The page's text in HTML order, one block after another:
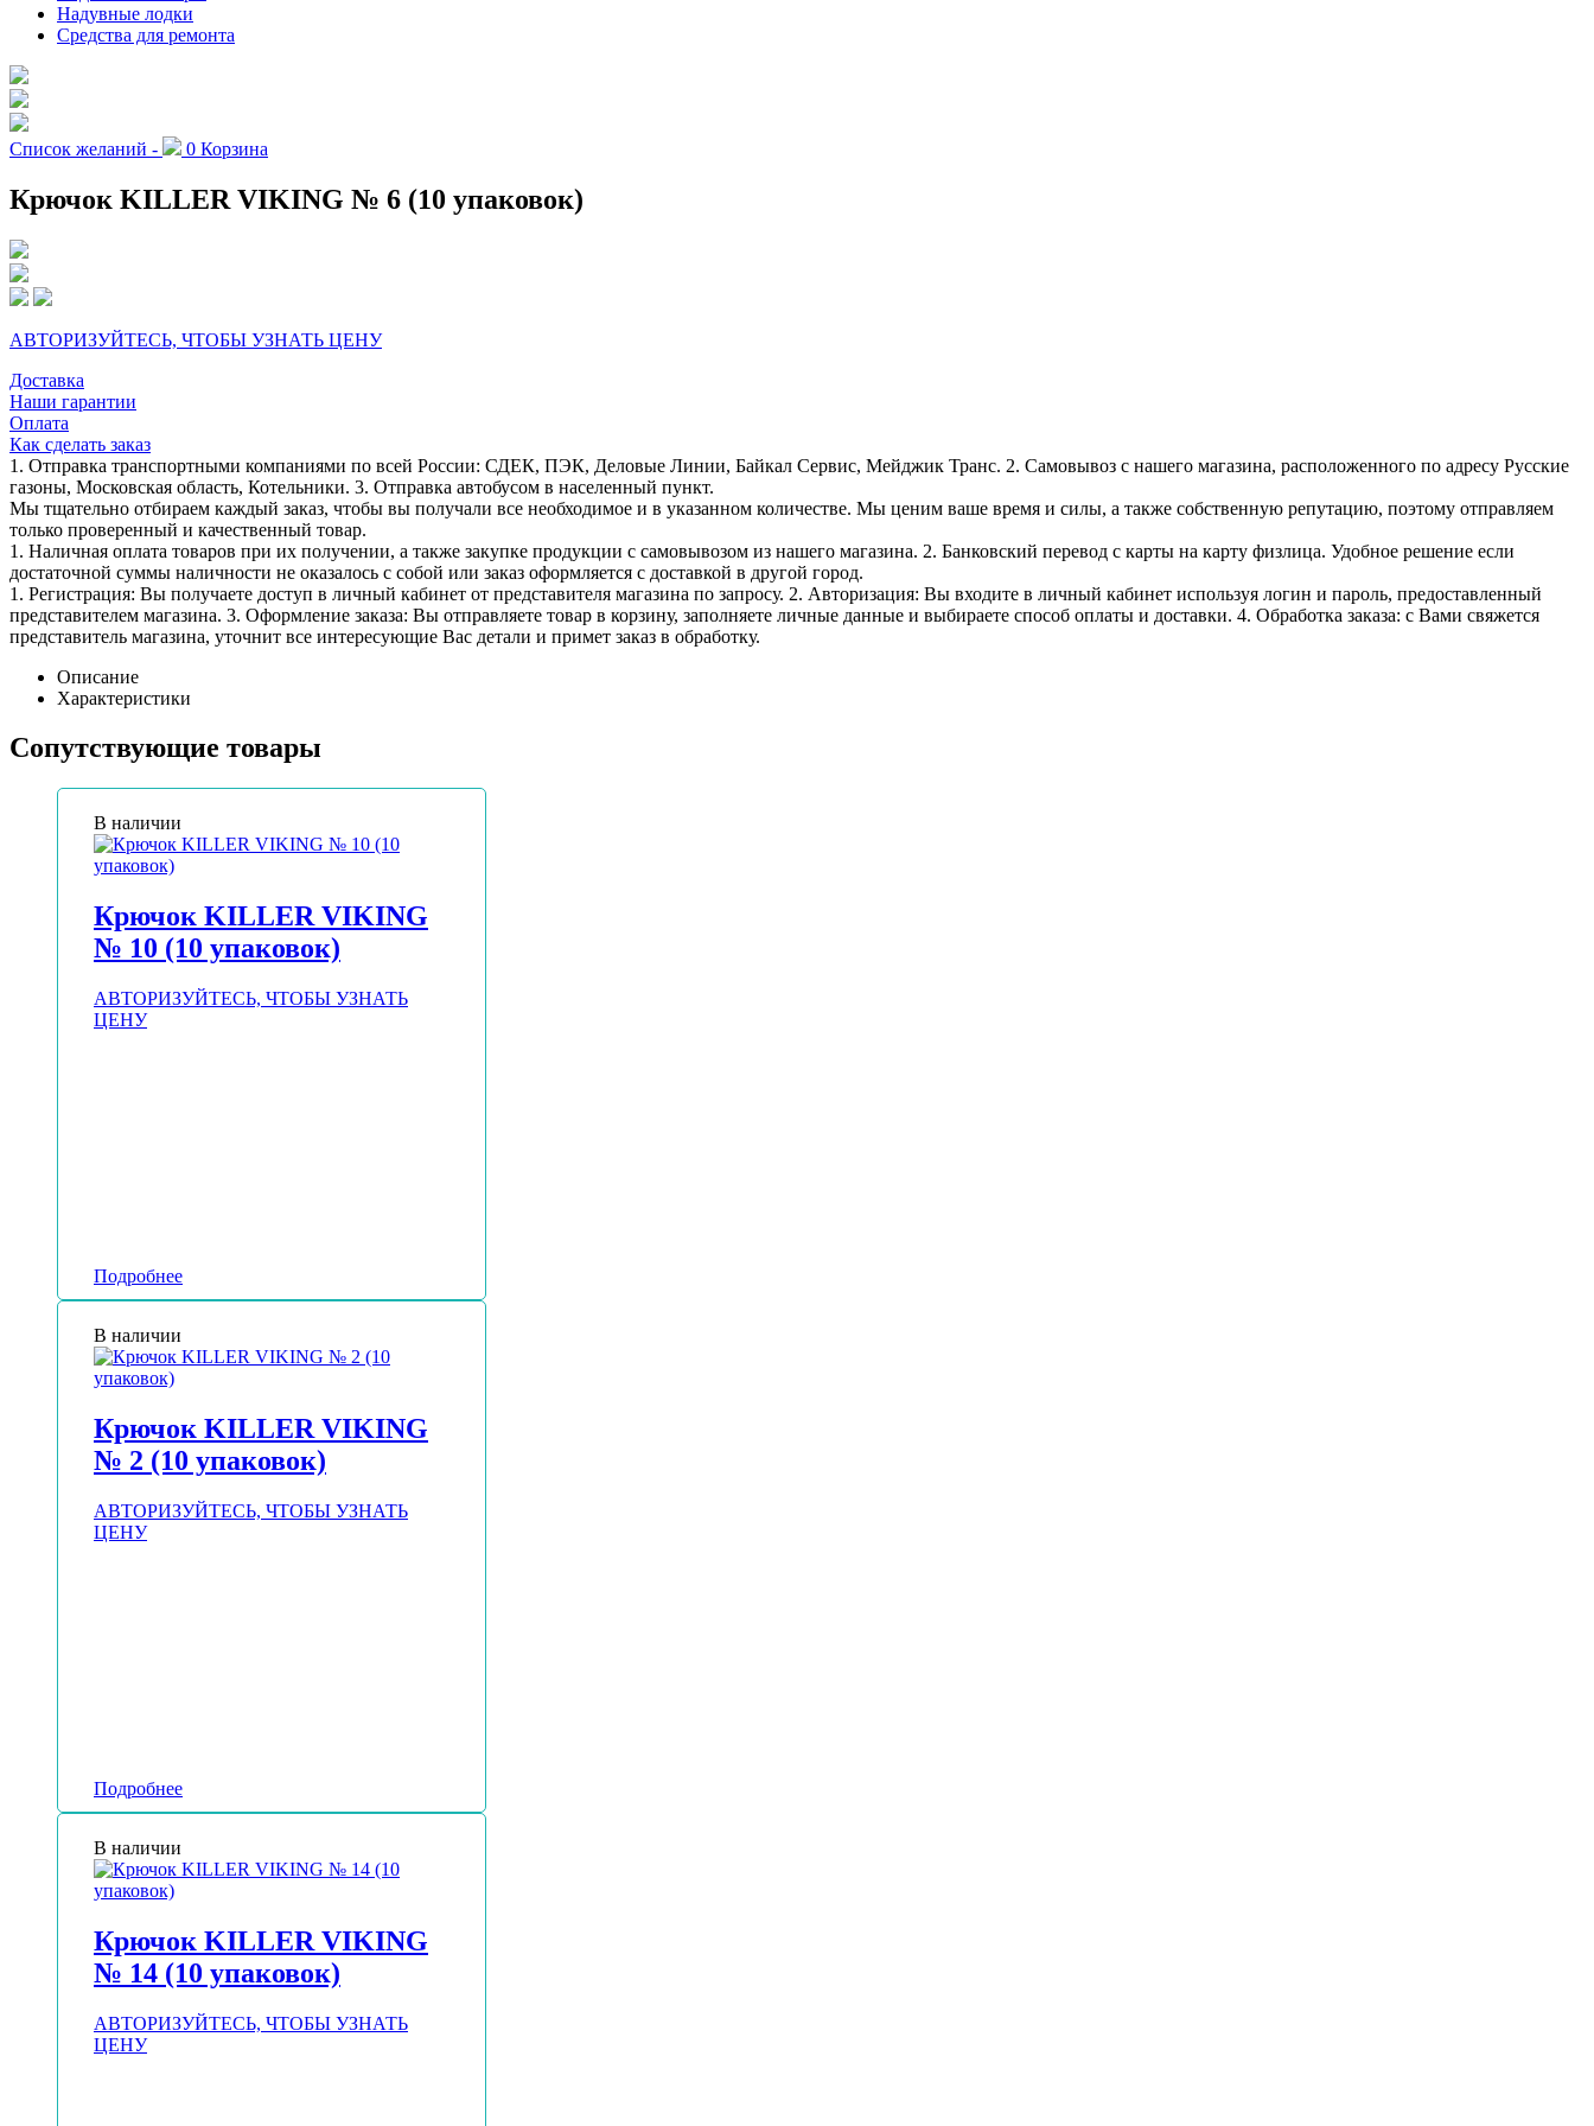
Надувные лодки
Средства для ремонта
Список желаний - 0 Корзина
Крючок KILLER VIKING № 6 (10 упаковок)
АВТОРИЗУЙТЕСЬ, ЧТОБЫ УЗНАТЬ ЦЕНУ
Доставка
Наши гарантии
Оплата
Как сделать заказ
1. Отправка транспортными компаниями по всей России: СДЕК, ПЭК, Деловые Линии, Байкал Сервис, Мейджик Транс. 2. Самовывоз с нашего магазина, расположенного по адресу Русские
газоны, Московская область, Котельники. 3. Отправка автобусом в населенный пункт.
Мы тщательно отбираем каждый заказ, чтобы вы получали все необходимое и в указанном количестве. Мы ценим ваше время и силы, а также собственную репутацию, поэтому отправляем
только проверенный и качественный товар.
1. Наличная оплата товаров при их получении, а также закупке продукции с самовывозом из нашего магазина. 2. Банковский перевод с карты на карту физлица. Удобное решение если
достаточной суммы наличности не оказалось с собой или заказ оформляется с доставкой в другой город.
1. Регистрация: Вы получаете доступ в личный кабинет от представителя магазина по запросу. 2. Авторизация: Вы входите в личный кабинет используя логин и пароль, предоставленный
представителем магазина. 3. Оформление заказа: Вы отправляете товар в корзину, заполняете личные данные и выбираете способ оплаты и доставки. 4. Обработка заказа: с Вами свяжется
представитель магазина, уточнит все интересующие Вас детали и примет заказ в обработку.
Описание
Характеристики
Сопутствующие товары
В наличии
Крючок KILLER VIKING
№ 10 (10 упаковок)
АВТОРИЗУЙТЕСЬ, ЧТОБЫ УЗНАТЬ
ЦЕНУ
Подробнее
В наличии
Крючок KILLER VIKING
№ 2 (10 упаковок)
АВТОРИЗУЙТЕСЬ, ЧТОБЫ УЗНАТЬ
ЦЕНУ
Подробнее
В наличии
Крючок KILLER VIKING
№ 14 (10 упаковок)
АВТОРИЗУЙТЕСЬ, ЧТОБЫ УЗНАТЬ
ЦЕНУ